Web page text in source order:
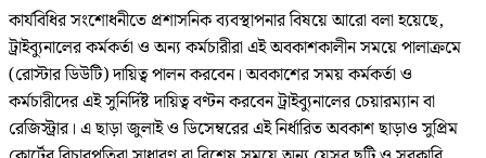
কার্যবিধির সংশোধনীতে প্রশাসনিক ব্যবস্থাপনার বিষয়ে আরো বলা হয়েছে,
ট্রাইব্যুনালের কর্মকর্তা ও অন্য কর্মচারীরা এই অবকাশকালীন সময়ে পালাক্রমে
(রোস্টার ডিউটি) দায়িত্ব পালন করবেন। অবকাশের সময় কর্মকর্তা ও
কর্মচারীদের এই সুনির্দিষ্ট দায়িত্ব বণ্টন করবেন ট্রাইব্যুনালের চেয়ারম্যান বা
রেজিস্ট্রার। এ ছাড়া জুলাই ও ডিসেম্বরের এই নির্ধারিত অবকাশ ছাড়াও সুপ্রিম